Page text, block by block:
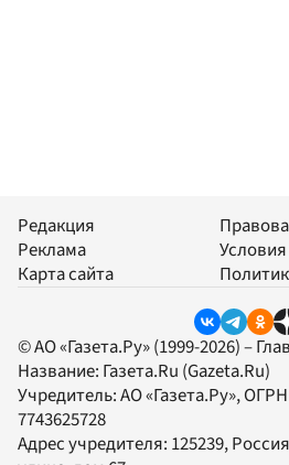
Редакция
Реклама
Карта сайта
© АО «Газета.Ру» (1999-2026) –
Название: Газета.Ru (Gazeta.Ru)
Учредитель:АО «Газета.Ру»,
7743625728
Адрес учредителя: 125239,